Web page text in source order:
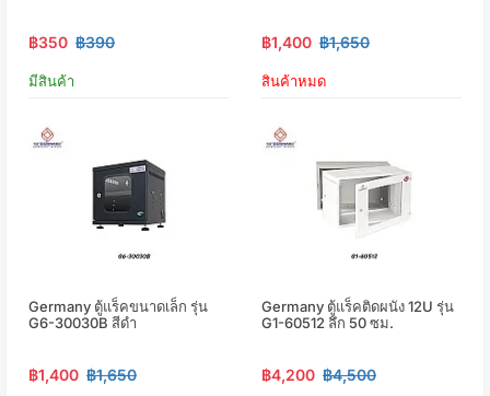
฿350 ฿390
มีสินค้า
฿1,400 ฿1,650
สินค้าหมด
Germany ตู้แร็คขนาดเล็ก รุ่น
G6-30030B สีดำ
฿1,400 ฿1,650
Germany ตู้แร็คติดผนัง 12U รุ่น
G1-60512 ลึก 50 ซม.
฿4,200 ฿4,500